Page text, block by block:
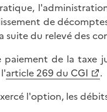
de
du relevé des
de la taxe
article 269 du CGI
.
l'option, les